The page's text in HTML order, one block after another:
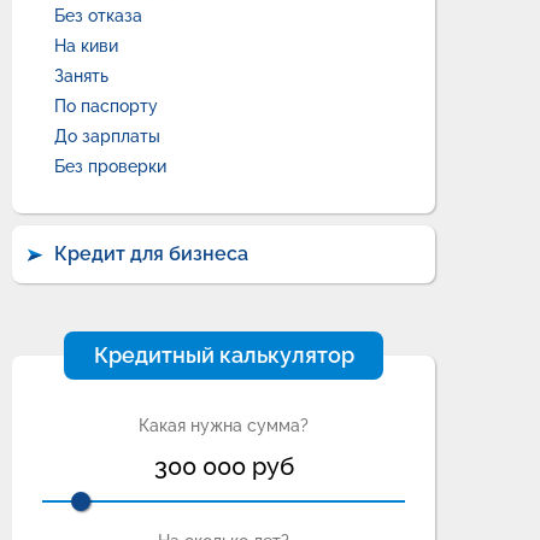
Без отказа
На киви
Занять
По паспорту
До зарплаты
Без проверки
Кредит для бизнеса
Кредитный калькулятор
Какая нужна сумма?
300 000руб